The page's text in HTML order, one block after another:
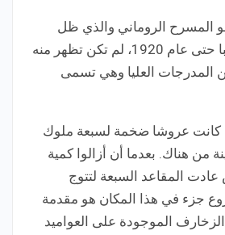
المسرح الروماني والذي ظل
مدفونا بالكامل تقريبا حتى عام 1920، لم تكن تظهر منه
المدرجات العليا وهي تسمى
كانت عروشا ضخمة لسبعة ملوك
من هناك. بعدما أن أزالوا كمية
المقاعد السبعة لتتوج
جزء في هذا المكان هو مقدمة
الموجودة على العواميد